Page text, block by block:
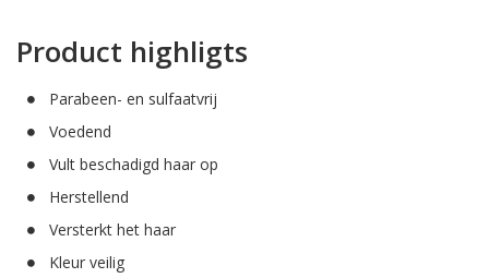
Product highligts
Parabeen- en sulfaatvrij
Voedend
Vult beschadigd haar op
Herstellend
Versterkt het haar
Kleur veilig